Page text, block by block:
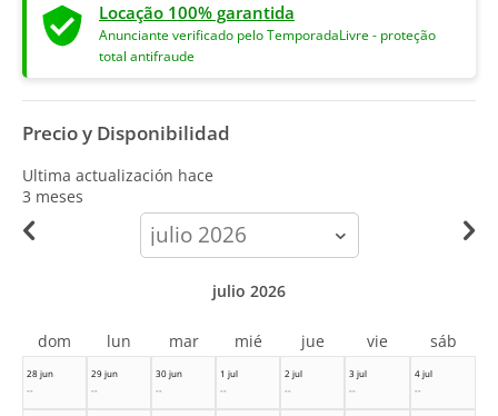
Locação 100% garantida
Anunciante verificado pelo TemporadaLivre - proteção
total antifraude
Precio y Disponibilidad
Ultima actualización hace
3 meses
calendar-
month
28 jun
--
29 jun
--
30 jun
--
1 jul
--
2 jul
--
3 jul
--
4 jul
--
julio 2026
dom lun mar mié jue vie sáb